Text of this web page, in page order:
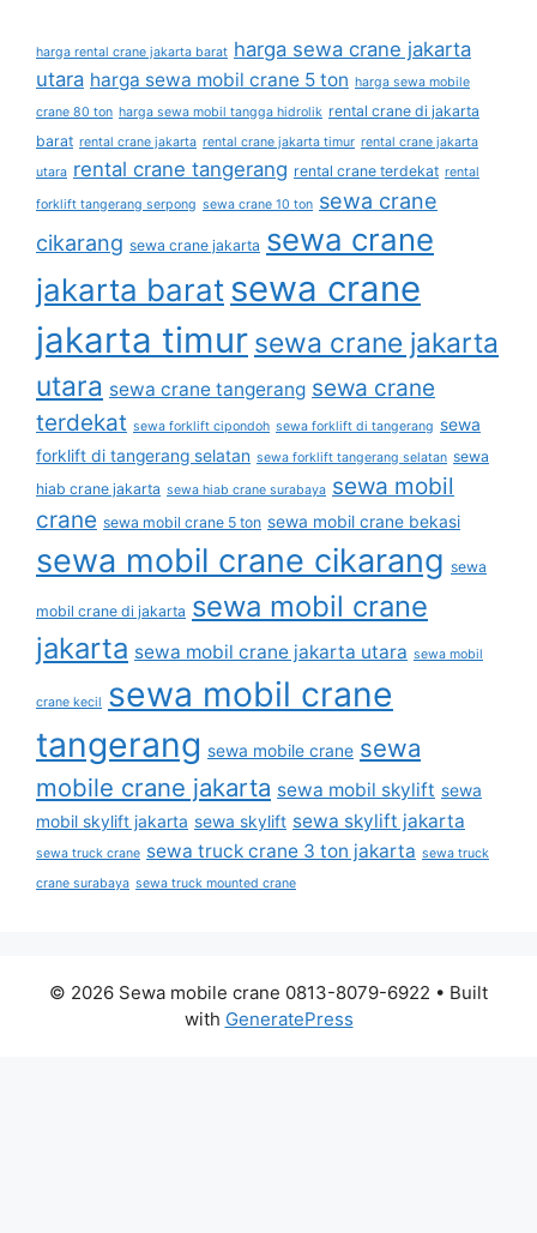
harga rental crane jakarta barat harga sewa crane jakarta
utara harga sewa mobil crane 5 ton harga sewa mobile
crane 80 ton harga sewa mobil tangga hidrolik rental crane di jakarta
barat rental crane jakarta rental crane jakarta timur rental crane jakarta
utara rental crane tangerang rental crane terdekat rental
forklift tangerang serpong sewa crane 10 ton sewa crane
cikarang sewa crane jakarta sewa crane
jakarta baratsewa crane
jakarta timur sewa crane jakarta
utara sewa crane tangerang sewa crane
terdekat sewa forklift cipondoh sewa forklift di tangerang sewa
forklift di tangerang selatan sewa forklift tangerang selatan sewa
hiab crane jakarta sewa hiab crane surabaya sewa mobil
crane sewa mobil crane 5 ton sewa mobil crane bekasi
sewa mobil crane cikarang sewa
mobil crane di jakarta sewa mobil crane
jakarta sewa mobil crane jakarta utara sewa mobil
crane kecil sewa mobil crane
tangerang sewa mobile crane sewa
mobile crane jakarta sewa mobil skylift sewa
mobil skylift jakarta sewa skylift sewa skylift jakarta
sewa truck crane sewa truck crane 3 ton jakarta sewa truck
crane surabaya sewa truck mounted crane
© 2026 Sewa mobile crane 0813-8079-6922 • Built
with GeneratePress